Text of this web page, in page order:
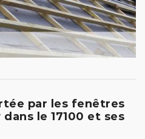
par les fenêtres
le 17100 et ses